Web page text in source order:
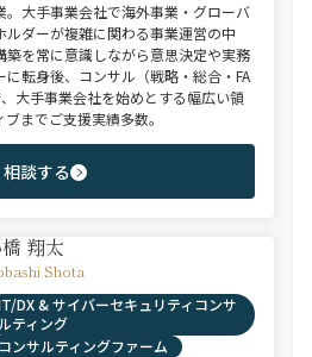
。大手事業会社で海外事業・グローバ
ルダーが複雑に関わる事業運営の中
築を常に意識しながら意思決定や実務
転身後、コンサル（戦略・総合・FA
大手事業会社を始めとする幅広い領
までご支援実績多数。
相談する
翔太
Shota
DX & サイバーセキュリティコンサ
ルティング
コンサルティングファーム